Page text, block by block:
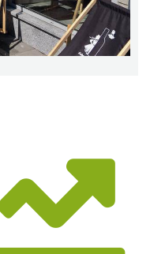
Trasa